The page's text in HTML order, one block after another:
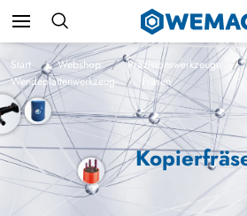
Start Webshop Präzisionswerkzeuge
Wendeplattenwerkzeug
Fräsen